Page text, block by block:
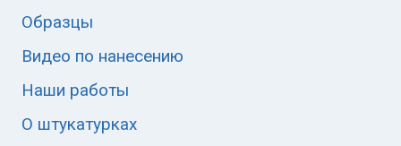
Образцы
Видео по нанесению
Наши работы
О штукатурках